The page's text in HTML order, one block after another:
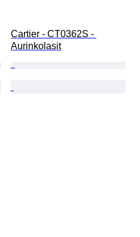
Cartier - CT0362S -
Aurinkolasit